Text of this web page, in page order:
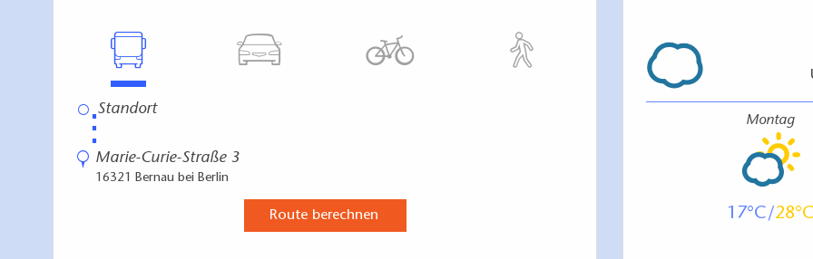
⋮
Marie-Curie-Straße 3
16321 Bernau bei Berlin
Route berechnen
Montag
17 28